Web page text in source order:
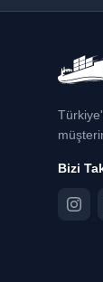
Bizi